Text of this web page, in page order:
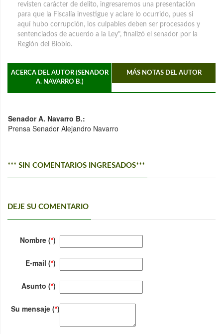
revisten carácter de delito, ingresaremos una presentación
para que la Fiscalía investigue y aclare lo ocurrido, pues si
aquí hubo corrupción, los culpables deben ser procesados y
sentenciados de acuerdo a la Ley", finalizó el senador por la
Región del Biobío.
ACERCA DEL AUTOR (SENADOR
A. NAVARRO B.)
MÁS NOTAS DEL AUTOR
Senador A. Navarro B.:
Prensa Senador Alejandro Navarro
*** SIN COMENTARIOS INGRESADOS***
DEJE SU COMENTARIO
Nombre (*)
E-mail (*)
Asunto (*)
Su mensaje (*)